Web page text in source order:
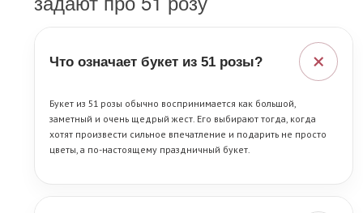
Что означает букет из 51 розы? +
Букет из 51 розы обычно воспринимается как большой,
заметный и очень щедрый жест. Его выбирают тогда, когда
хотят произвести сильное впечатление и подарить не просто
цветы, а по-настоящему праздничный букет.